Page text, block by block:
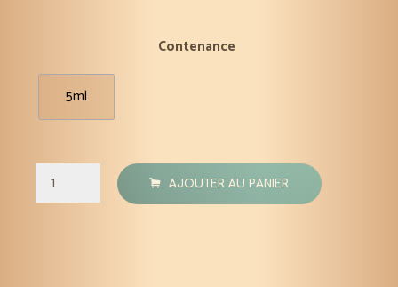
Contenance
5ml
quantité
de
AJOUTER AU PANIER